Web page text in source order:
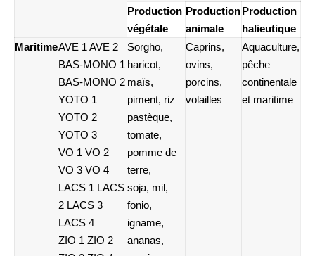
Production
végétale
Production
animale
Production
halieutique
MaritimeAVE 1 AVE 2
BAS-MONO 1
BAS-MONO 2
YOTO 1
YOTO 2
YOTO 3
VO 1 VO 2
VO 3 VO 4
LACS 1 LACS
2 LACS 3
LACS 4
ZIO 1 ZIO 2
Sorgho,
haricot,
maïs,
piment, riz
pastèque,
tomate,
pomme de
terre,
soja, mil,
fonio,
igname,
ananas,
Caprins,
ovins,
porcins,
volailles
Aquaculture,
pêche
continentale
et maritime